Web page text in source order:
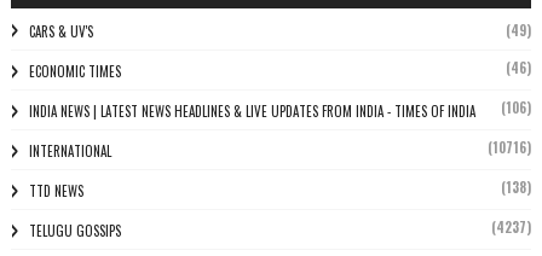
CARS & UV'S (49)
ECONOMIC TIMES (46)
INDIA NEWS | LATEST NEWS HEADLINES & LIVE UPDATES FROM INDIA - TIMES OF INDIA (106)
INTERNATIONAL (10716)
TTD NEWS (138)
TELUGU GOSSIPS (4237)